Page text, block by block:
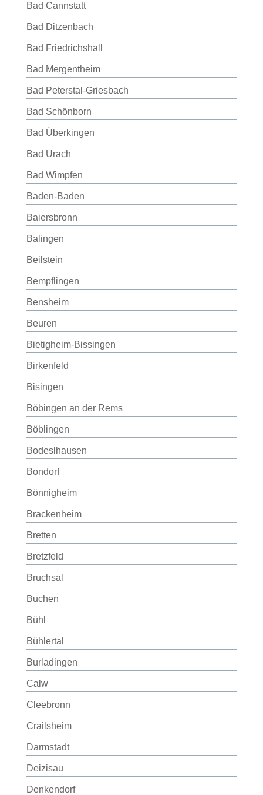
Bad Cannstatt
Bad Ditzenbach
Bad Friedrichshall
Bad Mergentheim
Bad Peterstal-Griesbach
Bad Schönborn
Bad Überkingen
Bad Urach
Bad Wimpfen
Baden-Baden
Baiersbronn
Balingen
Beilstein
Bempflingen
Bensheim
Beuren
Bietigheim-Bissingen
Birkenfeld
Bisingen
Böbingen an der Rems
Böblingen
Bodeslhausen
Bondorf
Bönnigheim
Brackenheim
Bretten
Bretzfeld
Bruchsal
Buchen
Bühl
Bühlertal
Burladingen
Calw
Cleebronn
Crailsheim
Darmstadt
Deizisau
Denkendorf